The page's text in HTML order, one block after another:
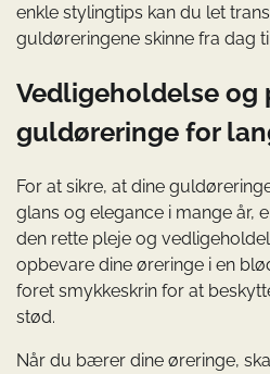
enkle stylingtips kan du let
guldøreringene skinne fra dag
Vedligeholdelse og
guldøreringe for
For at sikre, at dine
glans og elegance i mange år,
den rette pleje og
opbevare dine øreringe i en
foret smykkeskrin for at
stød.
Når du bærer dine øreringe,